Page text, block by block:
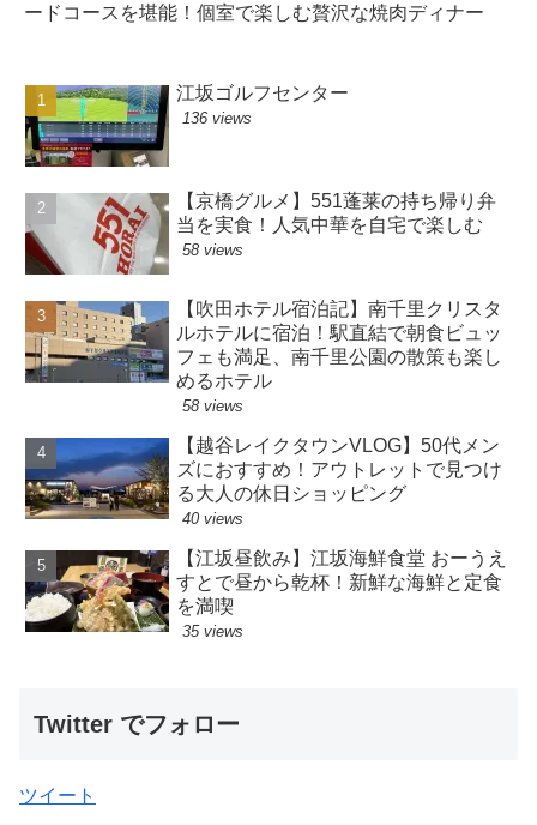
ードコースを堪能！個室で楽しむ贅沢な焼肉ディナー
江坂ゴルフセンター
136 views
【京橋グルメ】551蓬莱の持ち帰り弁
当を実食！人気中華を自宅で楽しむ
58 views
【吹田ホテル宿泊記】南千里クリスタ
ルホテルに宿泊！駅直結で朝食ビュッ
フェも満足、南千里公園の散策も楽し
めるホテル
58 views
【越谷レイクタウンVLOG】50代メン
ズにおすすめ！アウトレットで見つけ
る大人の休日ショッピング
40 views
【江坂昼飲み】江坂海鮮食堂 おーうえ
すとで昼から乾杯！新鮮な海鮮と定食
を満喫
35 views
Twitter でフォロー
ツイート